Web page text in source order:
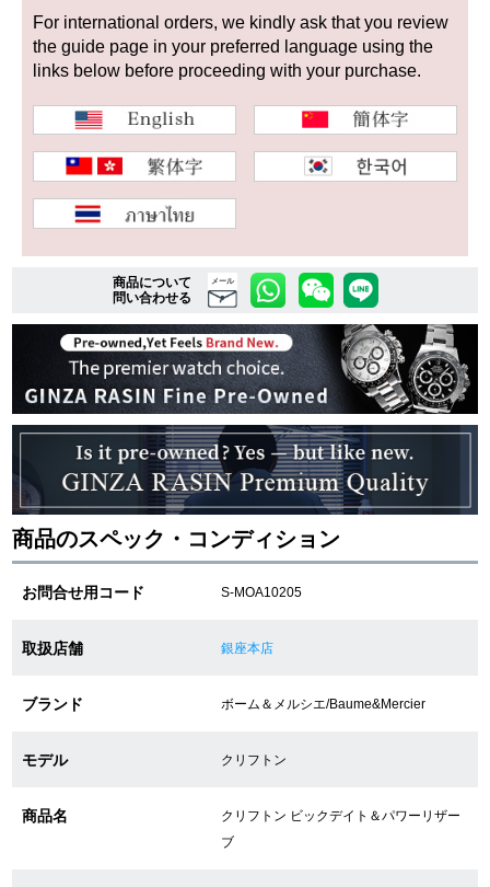
商品の状態から探す
中古品 アンティーク品
WEB限定品
複数条件で商品を絞り込む
詳細検索はこちら
ご利用ガイド
GINZA RASINのプレミアムクオリティについて
送料・お支払方法
ショッピングローンの流れ
ショップサービス
For international orders, we kindly ask that you review
the guide page in your preferred language using the
links below before proceeding with your purchase.
商品について
問い合わせる
メール
商品のスペック・コンディション
お問合せ用コード S-MOA10205
取扱店舗 銀座本店
ブランド ボーム＆メルシエ/Baume&Mercier
モデル クリフトン
商品名
クリフトン ビックデイト＆パワーリザー
ブ